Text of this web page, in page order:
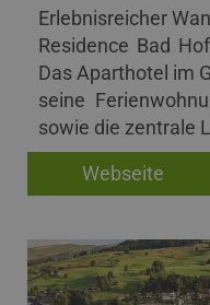
Erlebnisreicher
Residence Bad
Das Aparthotel im
seine
sowie die zentrale
Webseite